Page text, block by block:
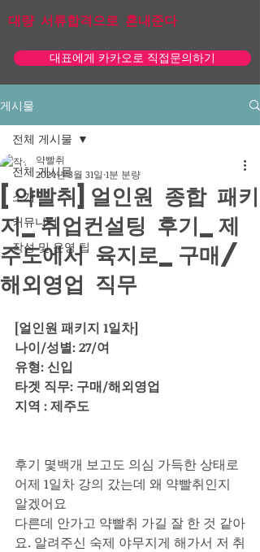
​대량 서류합격으로 혼내준다
대표에게 카카오로 직접문의하기
게시물
전체 게시물
소개
커뮤니티
작성 및 운영 팁
전체 게시물
[약빨취]얼인원 종합 패키
지_취업컨설팅 후기_제
주도에서 육지로_구매/
해외영업 직무
약빨취
2024년 3월 31일 1분 분량
[얼인원 패키지 1일차]
나이/성별: 27/여
유형: 신입
타겟 직무: 구매/해외영업
지역 : 제주도
후기 몇백개 보고도 의심 가득한 상태로
어제 1일차 강의 갔는데 왜 약빨취인지
알겠어요
다른데 안가고 약빨취 가길 잘 한 것 같아
요. 알려주신 숙제 야무지게 해가서 저 취